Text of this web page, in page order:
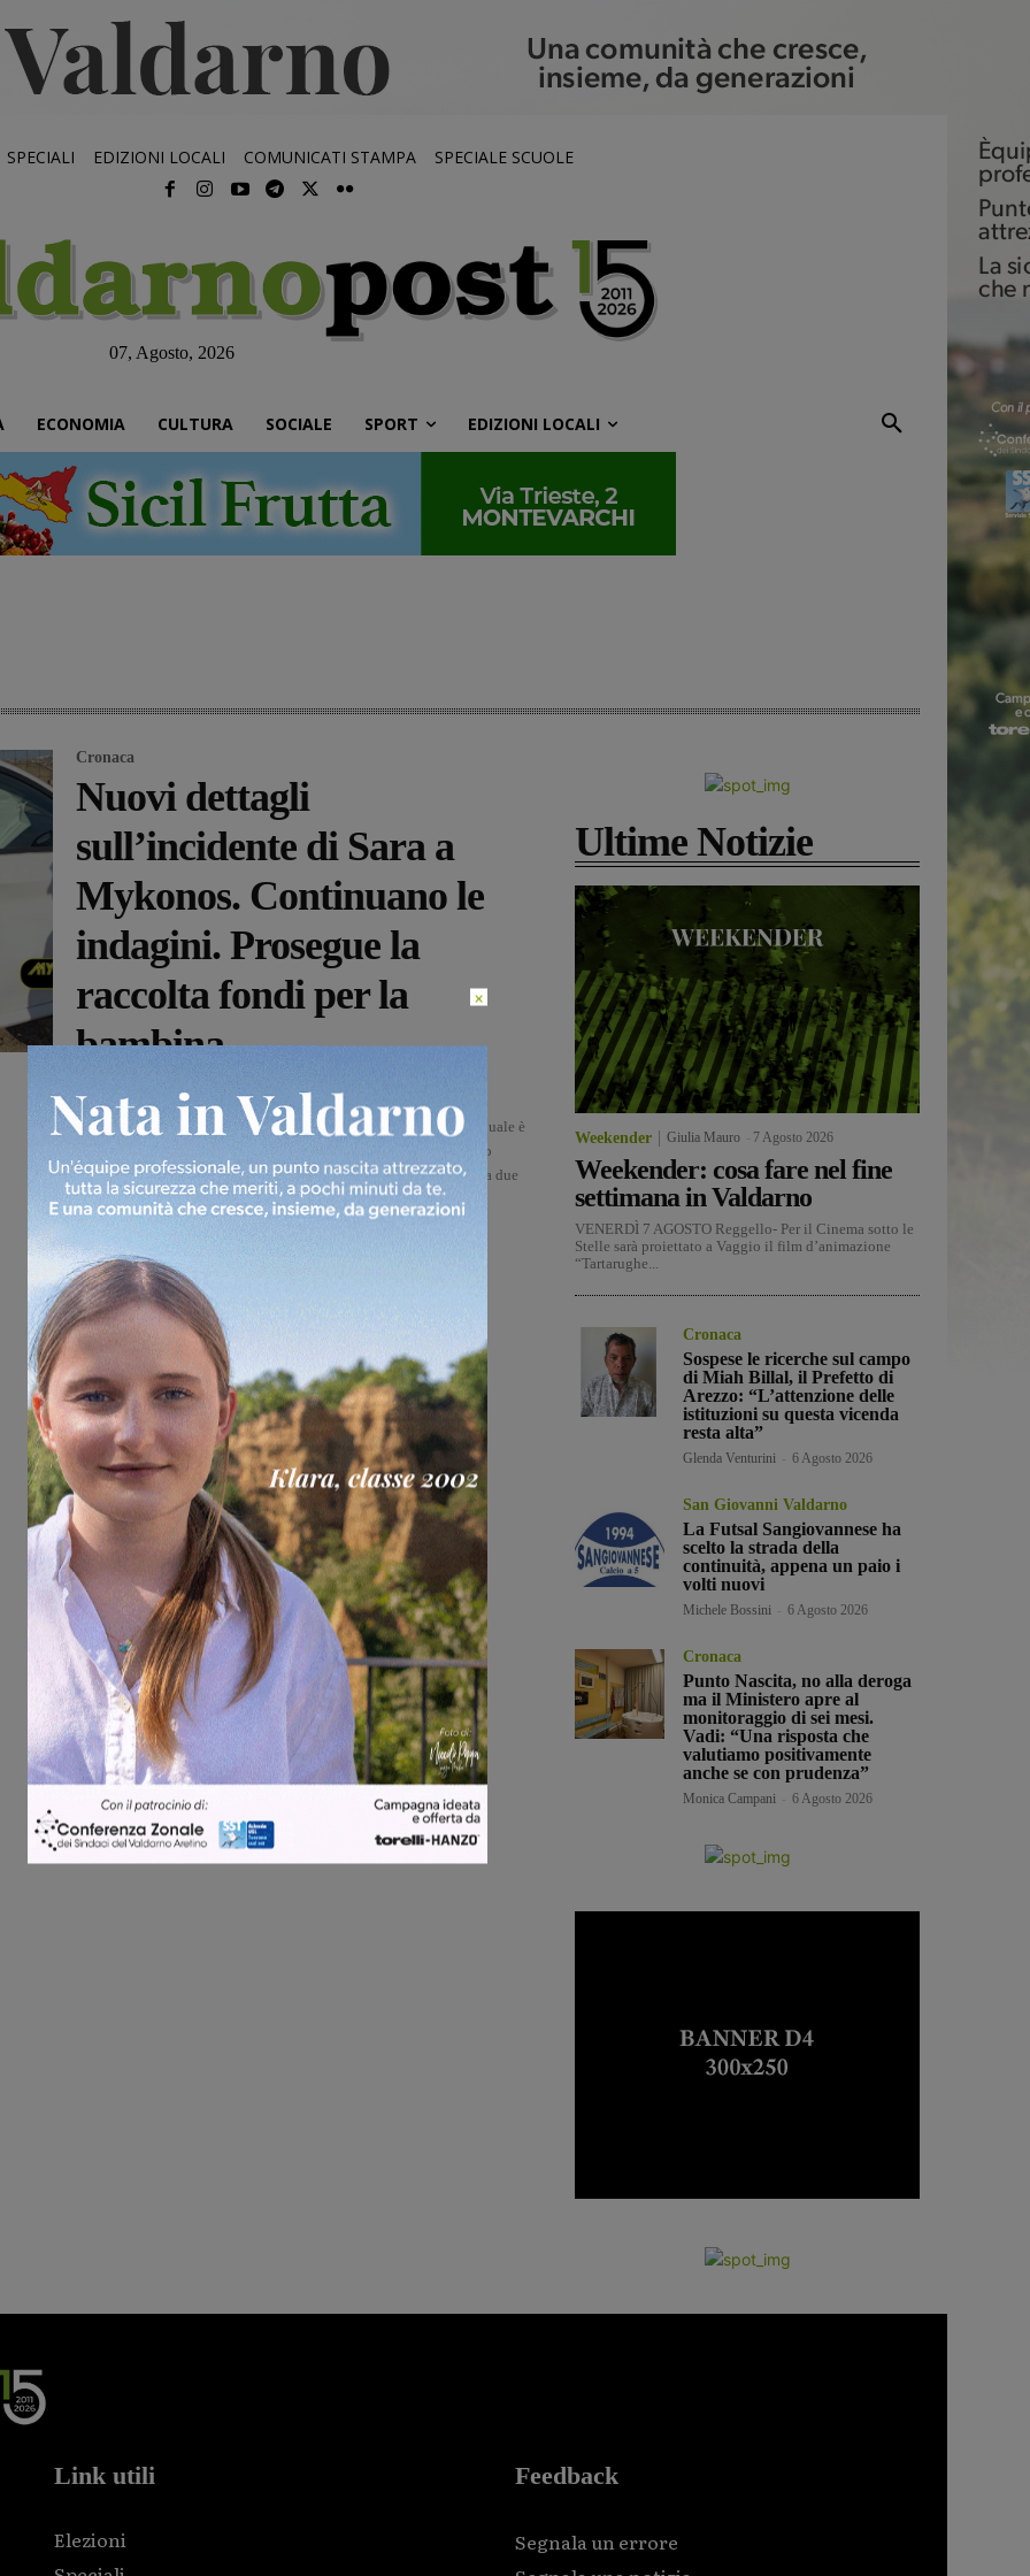
SPECIALI EDIZIONI LOCALI COMUNICATI STAMPA SPECIALE SCUOLE
07, Agosto, 2026
ECONOMIA CULTURA SOCIALE SPORT EDIZIONI LOCALI
Cronaca
Nuovi dettagli
sull’incidente di Sara a
Mykonos. Continuano le
indagini. Prosegue la
raccolta fondi per la
bambina
Monica Campani
Un video della testata giornalistica greca Mykonos Line Tv ( dal quale è
tratta la foto) dimostra in tutta la sua tragicità il gravissimo impatto
avvenuto tra l'auto sulla quale viaggiava Sara Ceccantini insieme a due
amiche e l'autista...
Ultime Notizie
Weekender Giulia Mauro 7 Agosto 2026
Weekender: cosa fare nel fine
settimana in Valdarno
VENERDÌ 7 AGOSTO Reggello- Per il Cinema sotto le
Stelle sarà proiettato a Vaggio il film d’animazione
“Tartarughe...
Cronaca
Sospese le ricerche sul campo
di Miah Billal, il Prefetto di
Arezzo: “L’attenzione delle
istituzioni su questa vicenda
resta alta”
Glenda Venturini 6 Agosto 2026
San Giovanni Valdarno
La Futsal Sangiovannese ha
scelto la strada della
continuità, appena un paio i
volti nuovi
Michele Bossini 6 Agosto 2026
Cronaca
Punto Nascita, no alla deroga
ma il Ministero apre al
monitoraggio di sei mesi.
Vadi: “Una risposta che
valutiamo positivamente
anche se con prudenza”
Monica Campani 6 Agosto 2026
Link utili
Elezioni
Feedback
Segnala un errore
×